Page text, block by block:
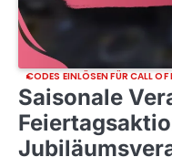
CODES EINLÖSEN FÜR CALL
Saisonale